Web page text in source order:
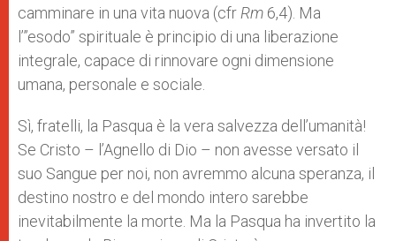
camminare in una vita nuova (cfr Rm 6,4). Ma
l’”esodo” spirituale è principio di una liberazione
integrale, capace di rinnovare ogni dimensione
umana, personale e sociale.
Sì, fratelli, la Pasqua è la vera salvezza dell’umanità!
Se Cristo – l’Agnello di Dio – non avesse versato il
suo Sangue per noi, non avremmo alcuna speranza, il
destino nostro e del mondo intero sarebbe
inevitabilmente la morte. Ma la Pasqua ha invertito la